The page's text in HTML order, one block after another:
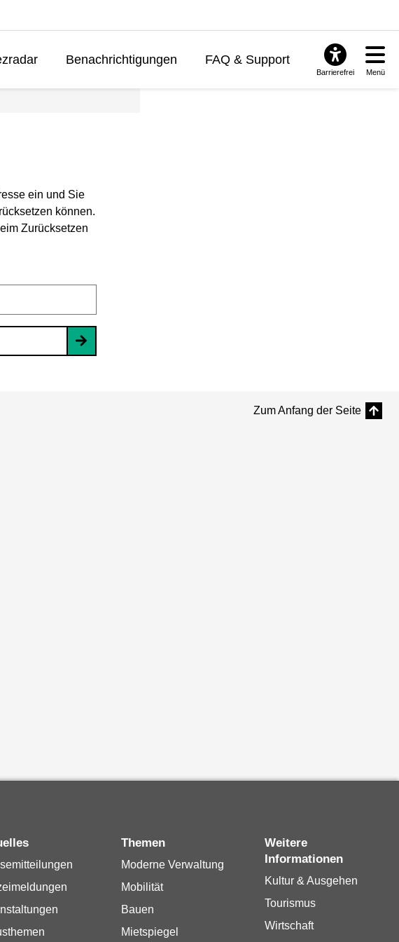
Benachrichtigungen FAQ & Support
Barrierefrei Menü
ein und Sie
können.
Zurücksetzen
Zum Anfang der Seite
Themen
Moderne Verwaltung
Mobilität
Bauen
Mietspiegel
Weitere
Informationen
Kultur & Ausgehen
Tourismus
Wirtschaft